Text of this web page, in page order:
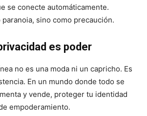
se conecte automáticamente.
paranoia, sino como precaución.
es poder
no es una moda ni un capricho. Es
En un mundo donde todo se
y vende, proteger tu identidad
empoderamiento.